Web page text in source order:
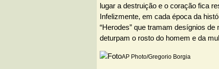
lugar a destruição e o coração fica
Infelizmente, em cada época da
“Herodes” que tramam desígnios de
deturpam o rosto do homem e da
AP Photo/Gregorio Borgia